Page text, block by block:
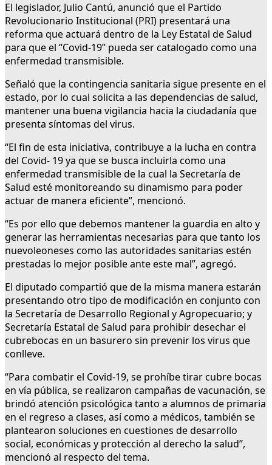
El legislador, Julio Cantú, anunció que el Partido
Revolucionario Institucional (PRI) presentará una
reforma que actuará dentro de la Ley Estatal de Salud
para que el “Covid-19” pueda ser catalogado como una
enfermedad transmisible.
Señaló que la contingencia sanitaria sigue presente en el
estado, por lo cual solicita a las dependencias de salud,
mantener una buena vigilancia hacia la ciudadanía que
presenta síntomas del virus.
“El fin de esta iniciativa, contribuye a la lucha en contra
del Covid- 19 ya que se busca incluirla como una
enfermedad transmisible de la cual la Secretaría de
Salud esté monitoreando su dinamismo para poder
actuar de manera eficiente”, mencionó.
“Es por ello que debemos mantener la guardia en alto y
generar las herramientas necesarias para que tanto los
nuevoleoneses como las autoridades sanitarias estén
prestadas lo mejor posible ante este mal”, agregó.
El diputado compartió que de la misma manera estarán
presentando otro tipo de modificación en conjunto con
la Secretaría de Desarrollo Regional y Agropecuario; y
Secretaría Estatal de Salud para prohibir desechar el
cubrebocas en un basurero sin prevenir los virus que
conlleve.
“Para combatir el Covid-19, se prohíbe tirar cubre bocas
en vía pública, se realizaron campañas de vacunación, se
brindó atención psicológica tanto a alumnos de primaria
en el regreso a clases, así como a médicos, también se
plantearon soluciones en cuestiones de desarrollo
social, económicas y protección al derecho la salud”,
mencionó al respecto del tema.